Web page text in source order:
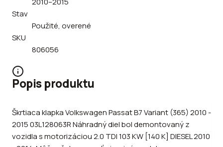
Stav
Použité, overené
SKU
806056
Popis produktu
Škrtiaca klapka Volkswagen Passat B7 Variant (365) 2010 -
2015 03L128063R Náhradný diel bol demontovaný z
vozidla s motorizáciou 2.0 TDI 103 KW [140 K] DIESEL 2010